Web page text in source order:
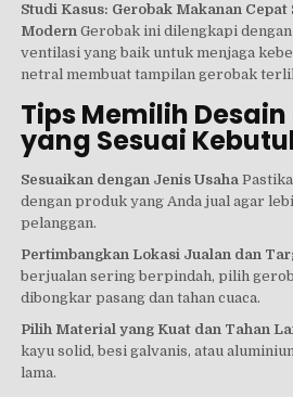
Studi Kasus: Gerobak Makanan Cepat
Modern Gerobak ini dilengkapi
ventilasi yang baik untuk menjaga
netral membuat tampilan gerobak
Tips Memilih
yang Sesuai
Sesuaikan dengan Jenis Usaha
dengan produk yang Anda jual agar
pelanggan.
Pertimbangkan Lokasi Jualan dan
berjualan sering berpindah, pilih
dibongkar pasang dan tahan cuaca.
Pilih Material yang Kuat dan Tahan
kayu solid, besi galvanis, atau
lama.